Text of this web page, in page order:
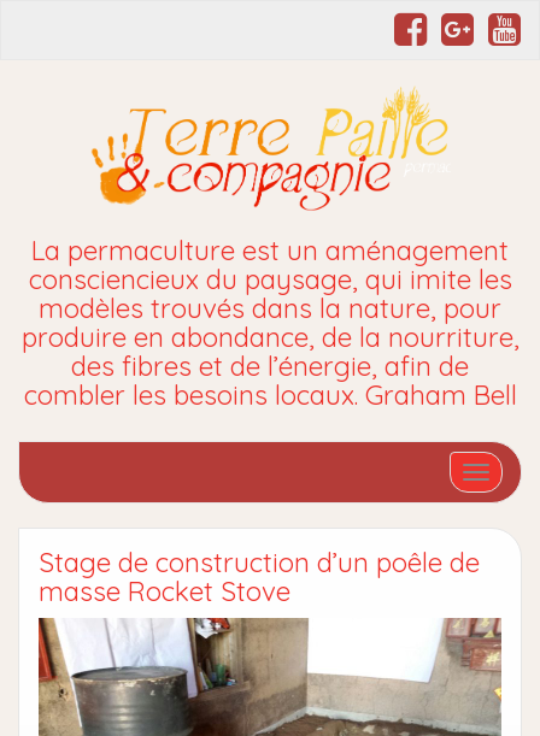
La permaculture est un aménagement
consciencieux du paysage, qui imite les
modèles trouvés dans la nature, pour
produire en abondance, de la nourriture,
des fibres et de l’énergie, afin de
combler les besoins locaux. Graham Bell
Stage de construction d’un poêle de
masse Rocket Stove